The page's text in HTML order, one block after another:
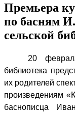
Премьера
по басням
сельской
20
библиотека
их родителей
произведениям
баснописца